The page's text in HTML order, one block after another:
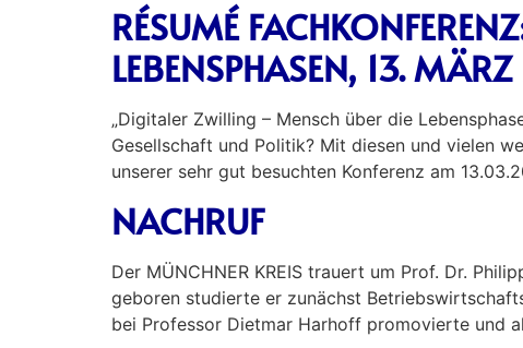
RÉSUMÉ
LEBENSPHASEN, 13.
„Digitaler Zwilling – Mensch über die
Gesellschaft und Politik? Mit diesen und vielen
unserer sehr gut besuchten Konferenz am
NACHRUF
Der MÜNCHNER KREIS trauert um Prof. Dr.
geboren studierte er zunächst
bei Professor Dietmar Harhoff promovierte und